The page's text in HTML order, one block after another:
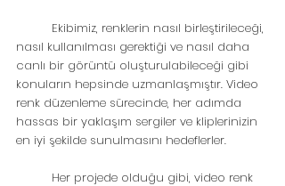
nasıl kullanılması gerektiği ve nasıl daha
canlı bir görüntü oluşturulabileceği gibi
konuların hepsinde uzmanlaşmıştır. Video
renk düzenleme sürecinde, her adımda
hassas bir yaklaşım sergiler ve kliplerinizin
en iyi şekilde sunulmasını hedeflerler.